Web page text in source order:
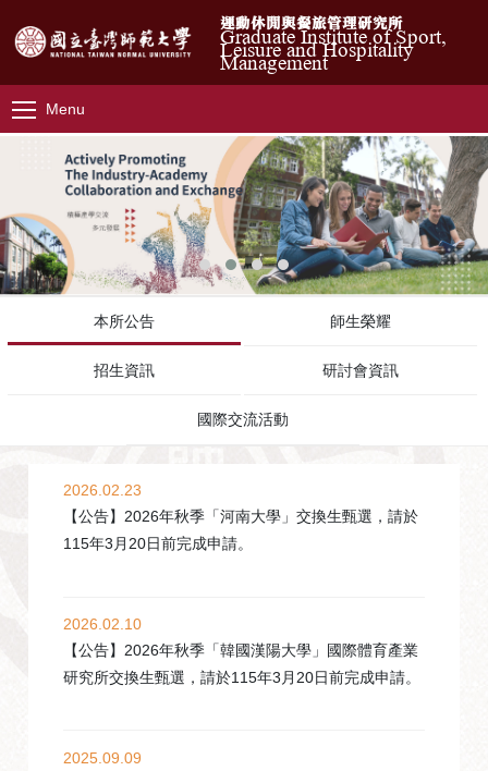
運動休閒與餐旅管理研究所
Graduate Institute of Sport,
Leisure and Hospitality
Management
Menu
本所公告 師生榮耀
招生資訊 研討會資訊
國際交流活動
2026.02.23
【公告】2026年秋季「河南大學」交換生甄選，請於
115年3月20日前完成申請。
2026.02.10
【公告】2026年秋季「韓國漢陽大學」國際體育產業
研究所交換生甄選，請於115年3月20日前完成申請。
2025.09.09